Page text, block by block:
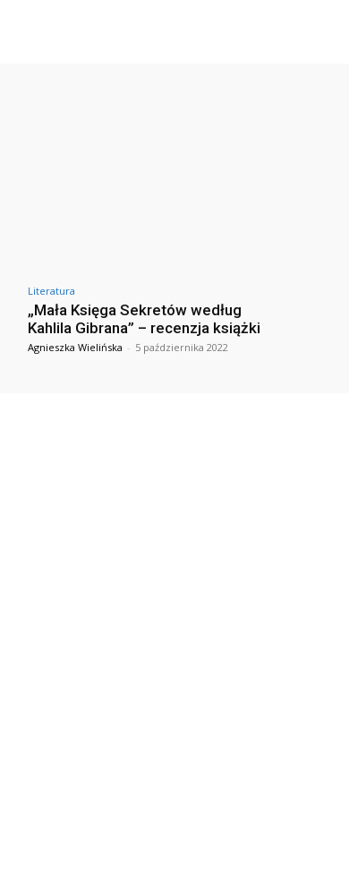
Literatura
„Mała Księga Sekretów według
Kahlila Gibrana” – recenzja książki
Agnieszka Wielińska - 5 października 2022